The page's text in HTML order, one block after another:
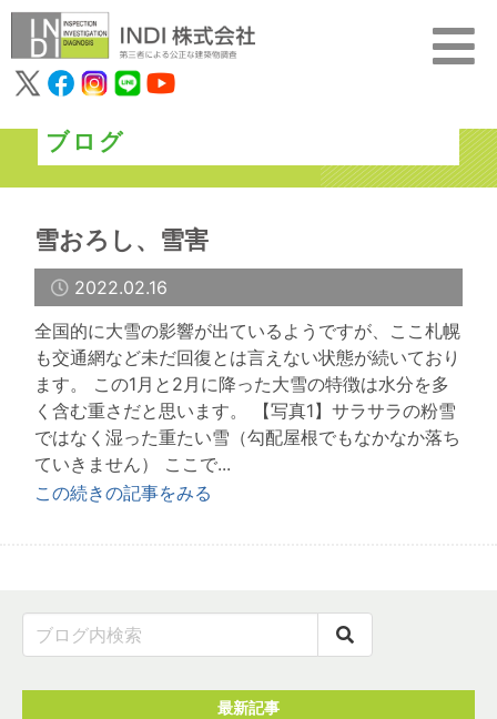
ブログ
雪おろし、雪害
2022.02.16
全国的に大雪の影響が出ているようですが、ここ札幌
も交通網など未だ回復とは言えない状態が続いており
ます。 この1月と2月に降った大雪の特徴は水分を多
く含む重さだと思います。 【写真1】サラサラの粉雪
ではなく湿った重たい雪（勾配屋根でもなかなか落ち
ていきません） ここで...
この続きの記事をみる
最新記事